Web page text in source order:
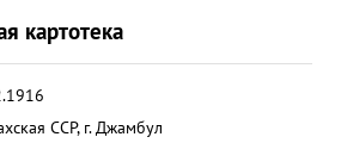
картотека
ССР, г. Джамбул